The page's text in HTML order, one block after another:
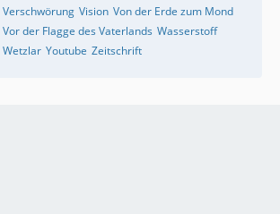
Verschwörung Vision Von der Erde zum Mond
Vor der Flagge des Vaterlands Wasserstoff
Wetzlar Youtube Zeitschrift